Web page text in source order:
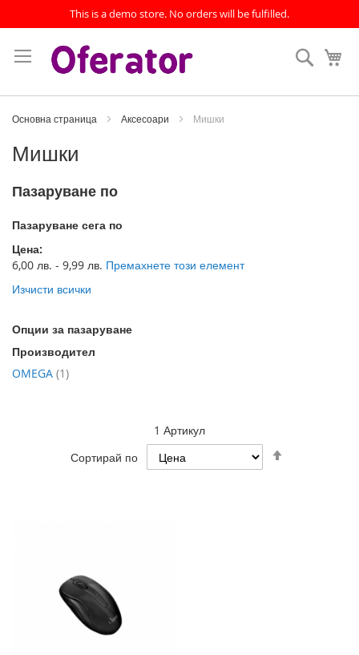
This is a demo store. No orders will be fulfilled.
към
съдържанието
Основна страница Аксесоари Мишки
Мишки
1 Артикул
Сортирай по
Пазаруване по
Пазаруване сега по
Цена
6,00 лв. - 9,99 лв. Премахнете този елемент
Изчисти всички
Опции за пазаруване
Производител
OMEGA 1артикул